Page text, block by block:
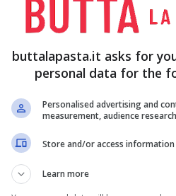
acqua fredda molto a
mettetelo in un
e, non appena raggiunto il
subito la fiamma, che
per 10 minuti senza
buttalapasta.it asks for
personal data for the
Personalised advertising and
measurement, audience
Store and/or access information
Learn more